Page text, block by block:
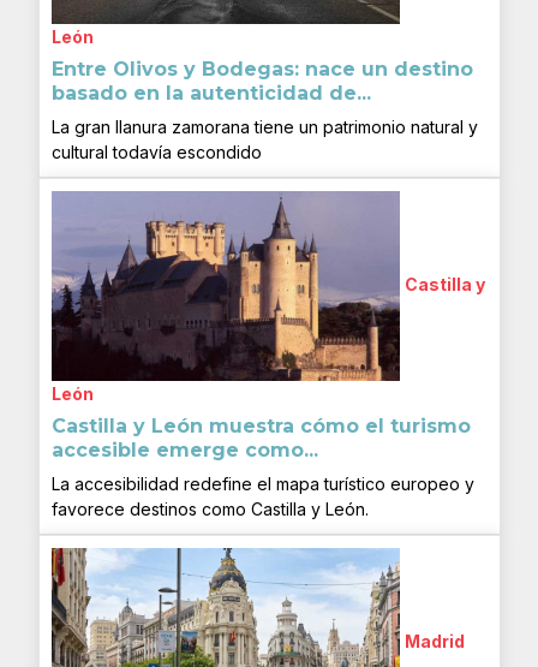
León
Entre Olivos y Bodegas: nace un destino
basado en la autenticidad de...
La gran llanura zamorana tiene un patrimonio natural y
cultural todavía escondido
Castilla y
León
Castilla y León muestra cómo el turismo
accesible emerge como...
La accesibilidad redefine el mapa turístico europeo y
favorece destinos como Castilla y León.
Madrid